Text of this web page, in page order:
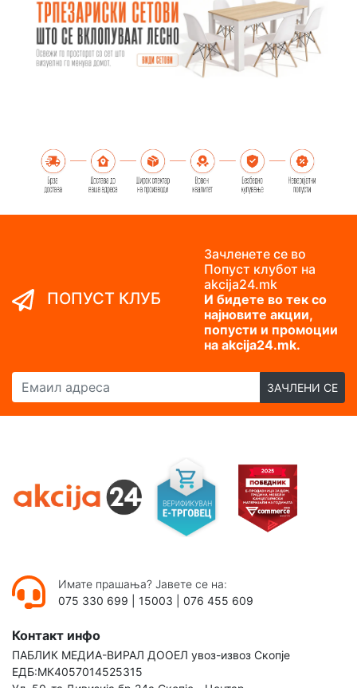
ПОПУСТ КЛУБ
Зачленете се во
Попуст клубот на
akcija24.mk
И бидете во тек со
најновите акции,
попусти и промоции
на akcija24.mk.
Емаил адреса
ЗАЧЛЕНИ СЕ
Имате прашања? Јавете се на:
075 330 699
15003 076 455 609
Контакт инфо
ПАБЛИК МЕДИА-ВИРАЛ ДООЕЛ увоз-извоз Скопје
ЕДБ:МК4057014525315